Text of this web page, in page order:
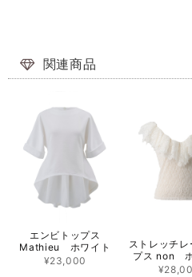
関連商品
エンビトップス
Mathieu ホワイト
¥23,000
ストレッチレ
プス non